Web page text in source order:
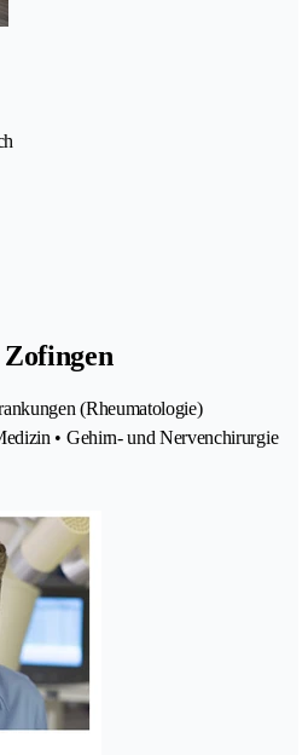
(Rheumatologie)
• Gehirn- und Nervenchirurgie